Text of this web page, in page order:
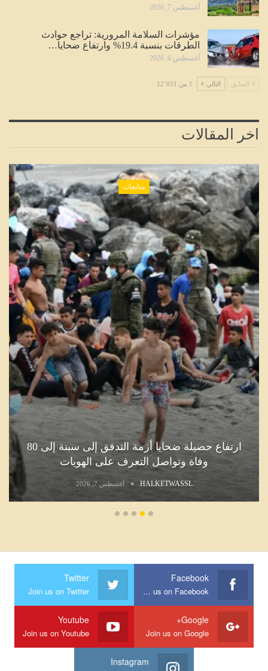
أغسطس 7, 2026
مؤشرات السلامة المرورية: تراجع حوادث
الطرقات بنسبة 19.4% وارتفاع ضحايا…
أغسطس 6, 2026
السابق التالي 1 من 12٬031
اخر المقالات
متابعات
ارتفاع حصيلة ضحايا أزمة التدفق إلى سبتة إلى 80
وفاة وتواصل التعرف على الهويات
HALKETWASSL أغسطس 7, 2026
Facebook
Join us on Facebook
Twitter
Join us on Twitter
Google+
Join us on Google
Youtube
Join us on Youtube
Instagram